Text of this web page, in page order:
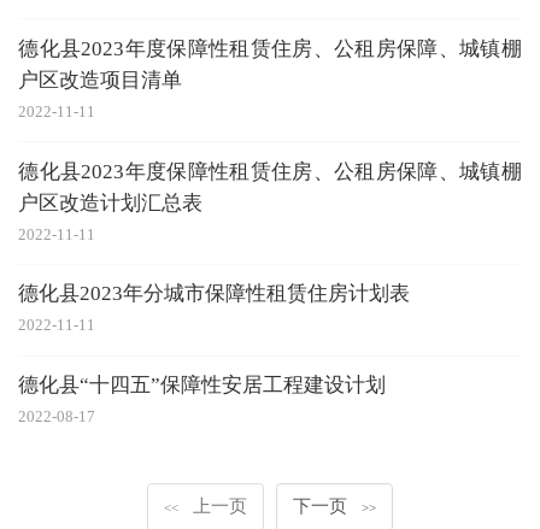
德化县2023年度保障性租赁住房、公租房保障、城镇棚
户区改造项目清单
2022-11-11
德化县2023年度保障性租赁住房、公租房保障、城镇棚
户区改造计划汇总表
2022-11-11
德化县2023年分城市保障性租赁住房计划表
2022-11-11
德化县“十四五”保障性安居工程建设计划
2022-08-17
<< 上一页 下一页 >>